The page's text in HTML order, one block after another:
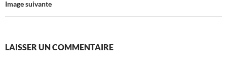
Image suivante
LAISSER UN COMMENTAIRE